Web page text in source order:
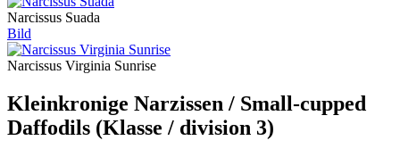
Narcissus Suada
Bild
Narcissus Virginia Sunrise
Kleinkronige Narzissen / Small-cupped
Daffodils (Klasse / division 3)